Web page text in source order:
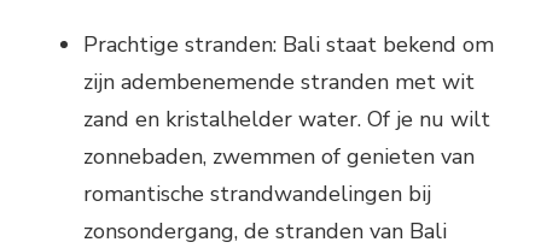
Prachtige stranden: Bali staat bekend om
zijn adembenemende stranden met wit
zand en kristalhelder water. Of je nu wilt
zonnebaden, zwemmen of genieten van
romantische strandwandelingen bij
zonsondergang, de stranden van Bali